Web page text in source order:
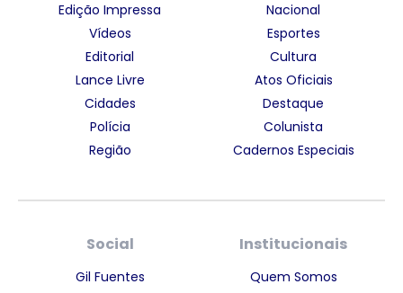
Edição Impressa
Vídeos
Editorial
Lance Livre
Cidades
Polícia
Região
Nacional
Esportes
Cultura
Atos Oficiais
Destaque
Colunista
Cadernos Especiais
Social
Gil Fuentes
Institucionais
Quem Somos